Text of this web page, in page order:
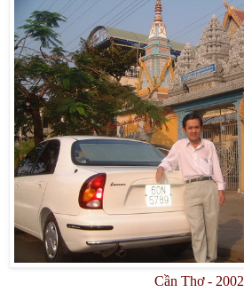
Cần Thơ - 2002